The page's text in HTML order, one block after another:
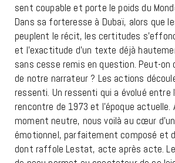
sent coupable et porte le poids du
Dans sa forteresse à Dubaï, alors que
peuplent le récit, les certitudes
et l’exactitude d’un texte déjà
sans cesse remis en question. Peut-on
de notre narrateur ? Les actions
ressenti. Un ressenti qui a évolué entre
rencontre de 1973 et l’époque actuelle.
moment neutre, nous voilà au cœur
émotionnel, parfaitement composé et
dont raffole Lestat, acte après acte.